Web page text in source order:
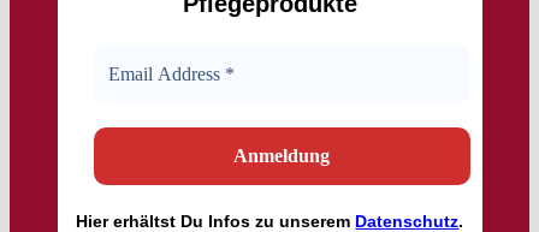
Hiererhältst Du Infos zu unserem Datenschutz.